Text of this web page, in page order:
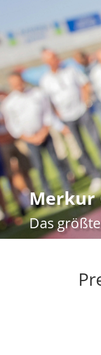
Merkur
Das